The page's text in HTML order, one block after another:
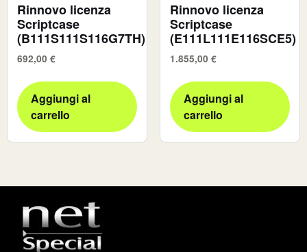
Rinnovo licenza
Scriptcase
(B111S111S116G7TH)
692,00 €
Aggiungi al
carrello
Rinnovo licenza
Scriptcase
(E111L111E116SCE5)
1.855,00 €
Aggiungi al
carrello